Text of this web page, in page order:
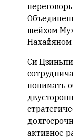
шейхом
Нахайяном
Си
понимать
активное